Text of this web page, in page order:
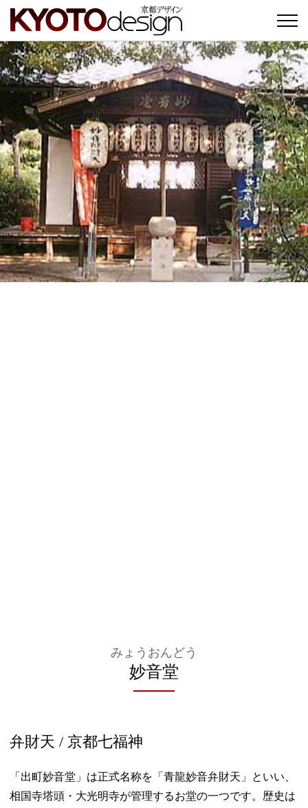
妙音堂
みょうおんどう
弁財天 / 京都七福神
「出町妙音堂」は正式名称を「青龍妙音弁財天」といい、
相国寺塔頭・大光明寺が管理するお堂の一つです。歴史は